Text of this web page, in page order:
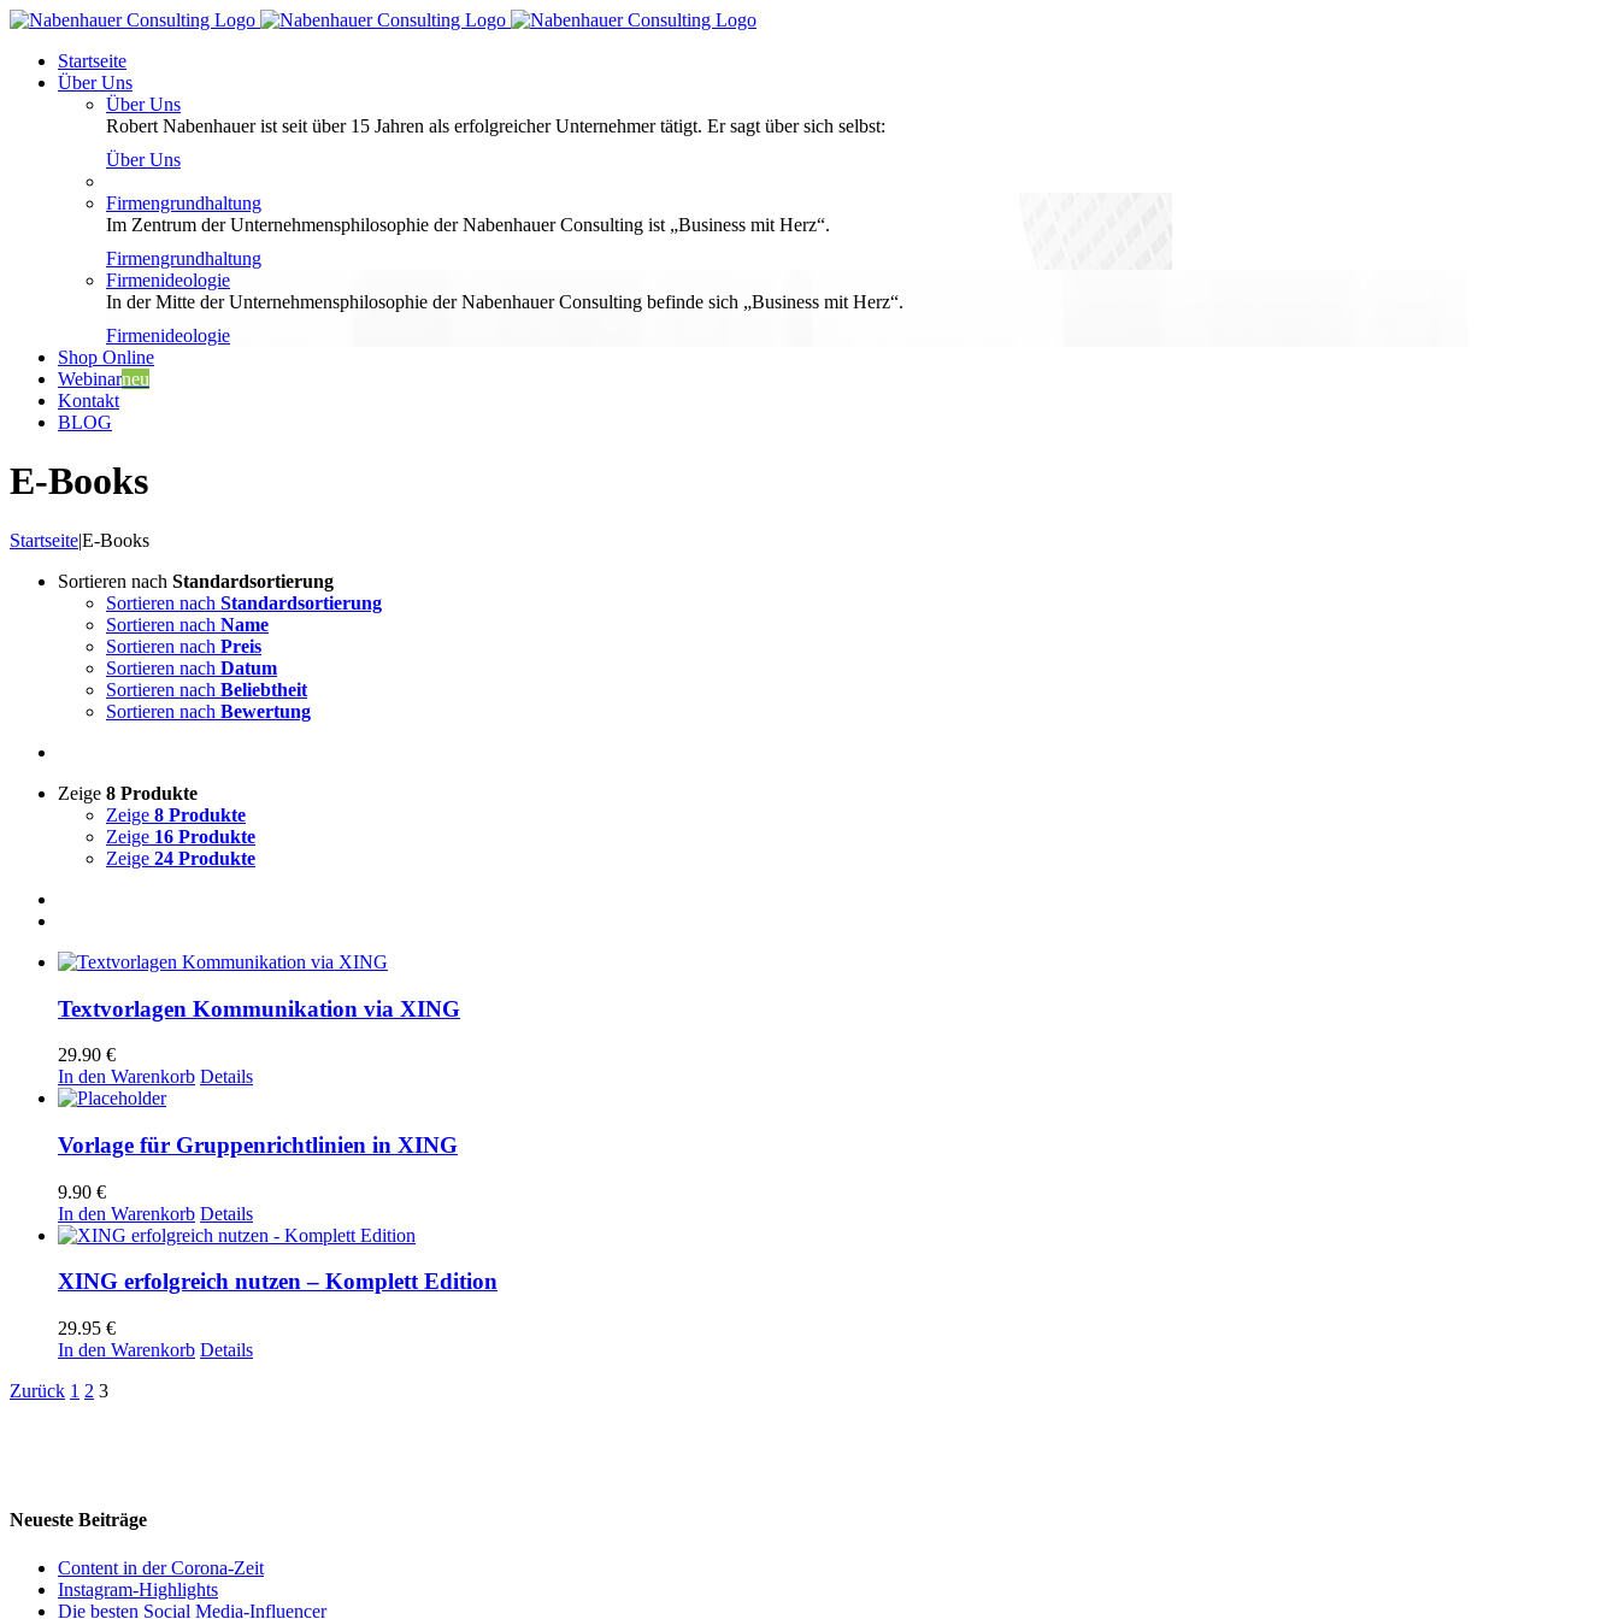
Zum
springenStartseite
Über Uns
Über Uns
Robert Nabenhauer ist seit über 15 Jahren als erfolgreicher Unternehmer tätigt. Er sagt über sich selbst:
Über Uns
Firmengrundhaltung
Im Zentrum der Unternehmensphilosophie der Nabenhauer Consulting ist „Business mit Herz“.
Firmengrundhaltung
Firmenideologie
In der Mitte der Unternehmensphilosophie der Nabenhauer Consulting befinde sich „Business mit Herz“.
Firmenideologie
Shop Online
Webinarneu
Kontakt
BLOG
E-Books
Startseite|E-Books
Sortieren nach Standardsortierung
Sortieren nach Standardsortierung
Sortieren nach Name
Sortieren nach Preis
Sortieren nach Datum
Sortieren nach Beliebtheit
Sortieren nach Bewertung
Zeige 8 Produkte
Zeige 8 Produkte
Zeige 16 Produkte
Zeige 24 Produkte
Textvorlagen Kommunikation via XING
29.90 €
In den Warenkorb Details
Vorlage für Gruppenrichtlinien in XING
9.90 €
In den Warenkorb Details
XING erfolgreich nutzen – Komplett Edition
29.95 €
In den Warenkorb Details
Zurück 1 2 3
Neueste Beiträge
Content in der Corona-Zeit
Instagram-Highlights
Die besten Social Media-Influencer